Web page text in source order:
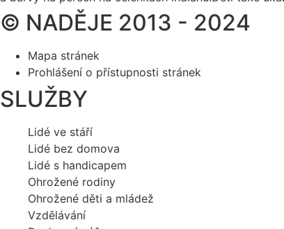
© NADĚJE 2013 - 2024
Mapa stránek
Prohlášení o přístupnosti stránek
SLUŽBY
Lidé ve stáří
Lidé bez domova
Lidé s handicapem
Ohrožené rodiny
Ohrožené děti a mládež
Vzdělávání